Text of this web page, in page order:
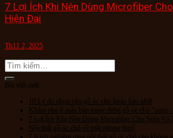
7 Lợi Ích Khi Nên Dùng Microfiber
Hiện Đại
Th11 2, 2025
Bài viết mới
10 Lý do chọn cửa gỗ óc chó hoàn hảo nhất
Khám phá 8 mẫu bàn trang điểm gỗ óc chó “sang
7 Lợi Ích Khi Nên Dùng Microfiber Cho Sofa Và
Nội thất gỗ óc chó về mặt phong thuỷ